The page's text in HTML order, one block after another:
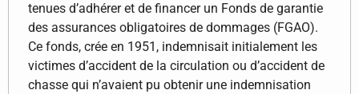
tenues d’adhérer et de financer un Fonds de garantie
des assurances obligatoires de dommages (FGAO).
Ce fonds, crée en 1951, indemnisait initialement les
victimes d’accident de la circulation ou d’accident de
chasse qui n’avaient pu obtenir une indemnisation